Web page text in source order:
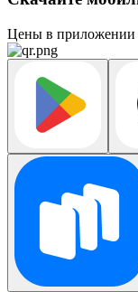
Цены в приложении